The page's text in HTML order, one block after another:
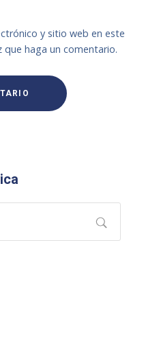
y sitio web en este
haga un comentario.